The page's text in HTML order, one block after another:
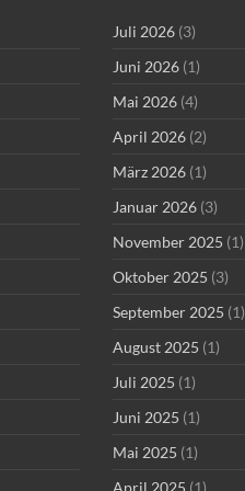
Juli 2026 (3)
Juni 2026 (1)
Mai 2026 (4)
April 2026 (2)
März 2026 (1)
Januar 2026 (3)
November 2025 (1)
Oktober 2025 (3)
September 2025 (1)
August 2025 (1)
Juli 2025 (1)
Juni 2025 (1)
Mai 2025 (1)
April 2025 (1)